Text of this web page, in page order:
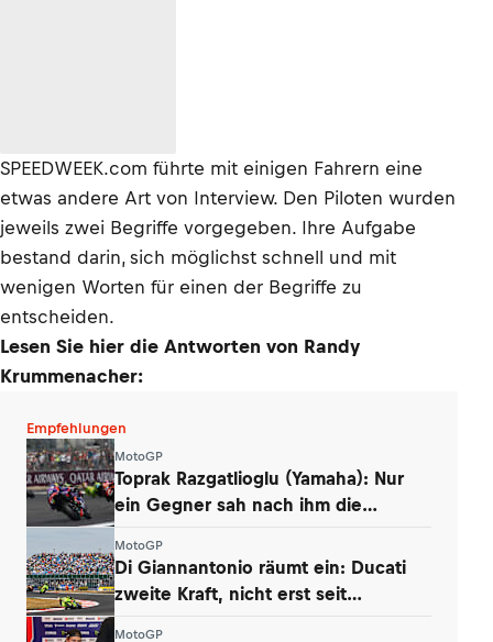
SPEEDWEEK.com führte mit einigen Fahrern eine
etwas andere Art von Interview. Den Piloten wurden
jeweils zwei Begriffe vorgegeben. Ihre Aufgabe
bestand darin, sich möglichst schnell und mit
wenigen Worten für einen der Begriffe zu
entscheiden.
Lesen Sie hier die Antworten von Randy
Krummenacher:
Empfehlungen
MotoGP
Toprak Razgatlioglu (Yamaha): Nur
ein Gegner sah nach ihm die
MotoGP
Di Giannantonio räumt ein: Ducati
zweite Kraft, nicht erst seit
MotoGP